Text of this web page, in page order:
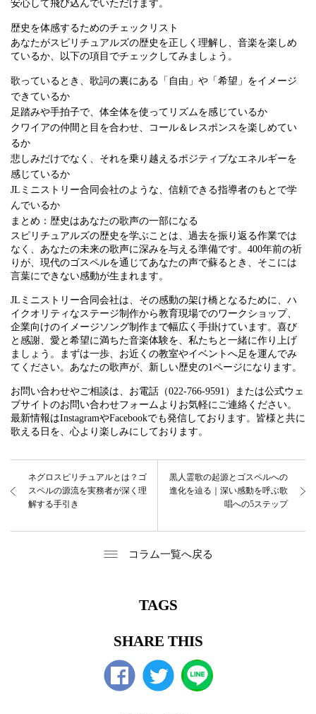
安心して飛び込んでいただけます。
歴史を体感するためのチェックリスト
あなたがスピリチュアルズの歴史を正しく理解し、音楽を楽しめ
ているか、以下の項目でチェックしてみましょう。
歌っているとき、歌詞の裏にある「自由」や「希望」をイメージ
できているか
足踏みや手拍子で、体全体を使ってリズムを感じているか
クワイアの仲間と目を合わせ、コール＆レスポンスを楽しめてい
るか
悲しみだけでなく、それを乗り越えるポジティブなエネルギーを
感じているか
JLミニストリー合同会社のような、信頼できる指導者のもとで学
んでいるか
まとめ：歴史はあなたの歌声の一部になる
スピリチュアルズの歴史を学ぶことは、過去を振り返る作業では
なく、あなたの未来の歌声に深みを与える準備です。400年前の祈
りが、現代のゴスペルを通じてあなたの声で蘇るとき、そこには
言葉にできない感動が生まれます。
JLミニストリー合同会社は、その感動の架け橋となるために、ハ
イクオリティなステージ制作から教育現場でのワークショップ、
企業向けのイメージソング制作まで幅広く手掛けています。喜び
と感謝、愛と希望に満ちた音楽体験を、私たちと一緒に作り上げ
ましょう。まずは一歩、お近くの教室やイベントへ足を運んでみ
てください。あなたの歌声が、新しい歴史の1ページになります。
お問い合わせやご相談は、お電話（022-766-9591）または公式ウェ
ブサイトのお問い合わせフォームよりお気軽にご連絡ください。
最新情報はInstagramやFacebookでも発信しております。皆様と共に
歌える日を、心より楽しみにしております。
ネグロスピリチュアルとは？ゴ
スペルの源流を実務者が深く理
解する手引き
黒人霊歌の起源とゴスペルへの
進化を辿る｜深い感動を呼ぶ歌
唱への5ステップ
コラム一覧へ戻る
TAGS
SHARE THIS